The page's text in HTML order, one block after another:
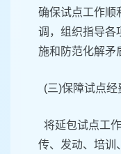
确保试点工作顺
调，组织指导各
施和防范化解矛
(三)保障试点经
将延包试点工
传、发动、培训